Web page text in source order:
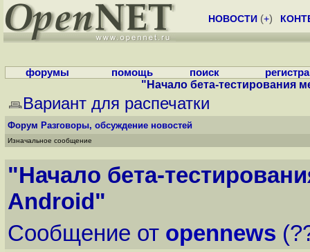
НОВОСТИ (+)
форумы помощь поиск
"Начало бета-тестирования
Вариант для распечатки
Форум Разговоры, обсуждение новостей
Изначальное сообщение
"Начало бета-
Android"
Сообщение от opennews